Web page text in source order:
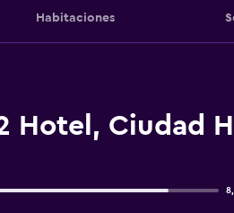
Habitaciones
Hotel, Ciudad